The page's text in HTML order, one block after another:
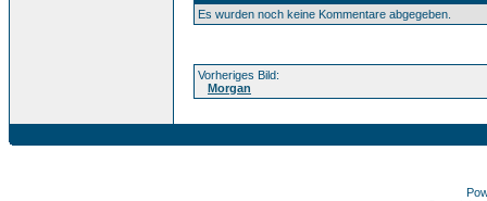
Es wurden noch keine Kommentare abgegeben.
Vorheriges Bild:
Morgan